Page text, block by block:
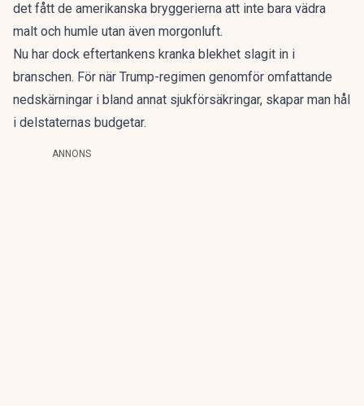
det fått de amerikanska bryggerierna att inte bara vädra
malt och humle utan även morgonluft.
Nu har dock eftertankens kranka blekhet slagit in i
branschen. För när Trump-regimen genomför omfattande
nedskärningar i bland annat sjukförsäkringar, skapar man hål
i delstaternas budgetar.
ANNONS